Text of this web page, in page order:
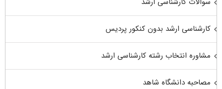
کارشناسی ارشد بدون کنکور پردیس
مشاوره انتخاب رشته کارشناسی ارشد
مصاحبه دانشگاه شاهد